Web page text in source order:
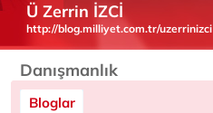
Ü Zerrin İZCİ
http://blog.milliyet.com.tr/uzerrinizci
Danışmanlık
Bloglar